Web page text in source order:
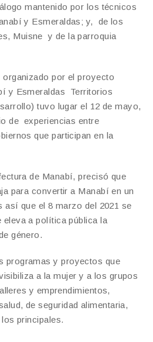
mantenido por los técnicos
y Esmeraldas; y, de los
Muisne y de la parroquia
por el proyecto
y Esmeraldas Territorios
tuvo lugar el 12 de mayo,
de experiencias entre
que participan en la
de Manabí, precisó que
para convertir a Manabí en un
así que el 8 marzo del 2021 se
eleva a política pública la
género.
programas y proyectos que
a la mujer y a los grupos
y emprendimientos,
de seguridad alimentaria,
principales.